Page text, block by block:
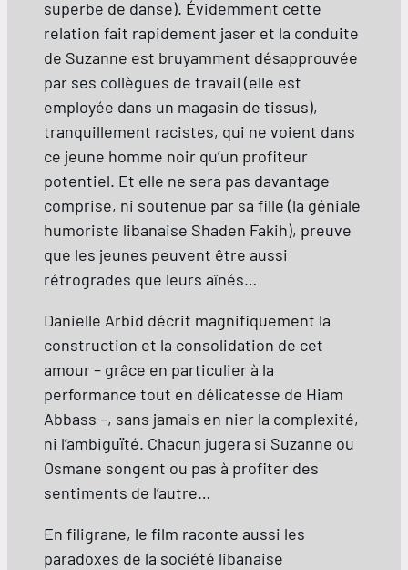
superbe de danse). Évidemment cette
relation fait rapidement jaser et la conduite
de Suzanne est bruyamment désapprouvée
par ses collègues de travail (elle est
employée dans un magasin de tissus),
tranquillement racistes, qui ne voient dans
ce jeune homme noir qu’un profiteur
potentiel. Et elle ne sera pas davantage
comprise, ni soutenue par sa fille (la géniale
humoriste libanaise Shaden Fakih), preuve
que les jeunes peuvent être aussi
rétrogrades que leurs aînés…
Danielle Arbid décrit magnifiquement la
construction et la consolidation de cet
amour – grâce en particulier à la
performance tout en délicatesse de Hiam
Abbass –, sans jamais en nier la complexité,
ni l’ambiguïté. Chacun jugera si Suzanne ou
Osmane songent ou pas à profiter des
sentiments de l’autre…
En filigrane, le film raconte aussi les
paradoxes de la société libanaise